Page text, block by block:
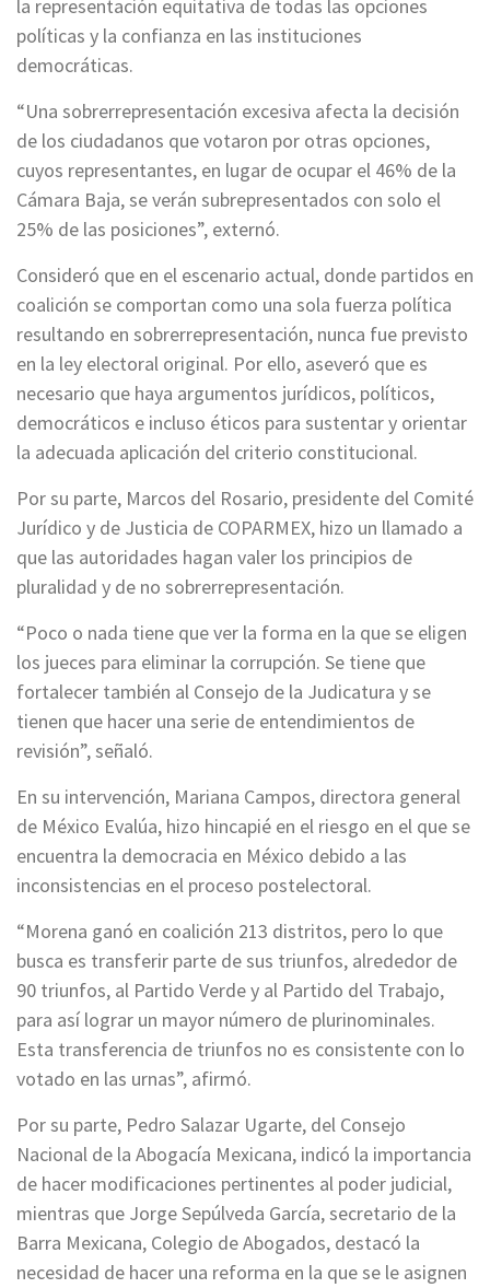
la representación equitativa de todas las opciones
políticas y la confianza en las instituciones
democráticas.
“Una sobrerrepresentación excesiva afecta la decisión
de los ciudadanos que votaron por otras opciones,
cuyos representantes, en lugar de ocupar el 46% de la
Cámara Baja, se verán subrepresentados con solo el
25% de las posiciones”, externó.
Consideró que en el escenario actual, donde partidos en
coalición se comportan como una sola fuerza política
resultando en sobrerrepresentación, nunca fue previsto
en la ley electoral original. Por ello, aseveró que es
necesario que haya argumentos jurídicos, políticos,
democráticos e incluso éticos para sustentar y orientar
la adecuada aplicación del criterio constitucional.
Por su parte, Marcos del Rosario, presidente del Comité
Jurídico y de Justicia de COPARMEX, hizo un llamado a
que las autoridades hagan valer los principios de
pluralidad y de no sobrerrepresentación.
“Poco o nada tiene que ver la forma en la que se eligen
los jueces para eliminar la corrupción. Se tiene que
fortalecer también al Consejo de la Judicatura y se
tienen que hacer una serie de entendimientos de
revisión”, señaló.
En su intervención, Mariana Campos, directora general
de México Evalúa, hizo hincapié en el riesgo en el que se
encuentra la democracia en México debido a las
inconsistencias en el proceso postelectoral.
“Morena ganó en coalición 213 distritos, pero lo que
busca es transferir parte de sus triunfos, alrededor de
90 triunfos, al Partido Verde y al Partido del Trabajo,
para así lograr un mayor número de plurinominales.
Esta transferencia de triunfos no es consistente con lo
votado en las urnas”, afirmó.
Por su parte, Pedro Salazar Ugarte, del Consejo
Nacional de la Abogacía Mexicana, indicó la importancia
de hacer modificaciones pertinentes al poder judicial,
mientras que Jorge Sepúlveda García, secretario de la
Barra Mexicana, Colegio de Abogados, destacó la
necesidad de hacer una reforma en la que se le asignen